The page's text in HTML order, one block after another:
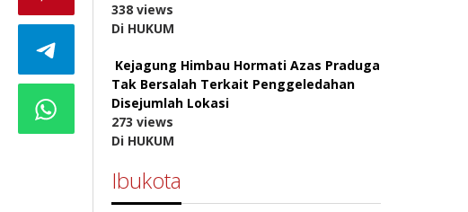
338 views
Di HUKUM
Kejagung Himbau Hormati Azas Praduga
Tak Bersalah Terkait Penggeledahan
Disejumlah Lokasi
273 views
Di HUKUM
Ibukota